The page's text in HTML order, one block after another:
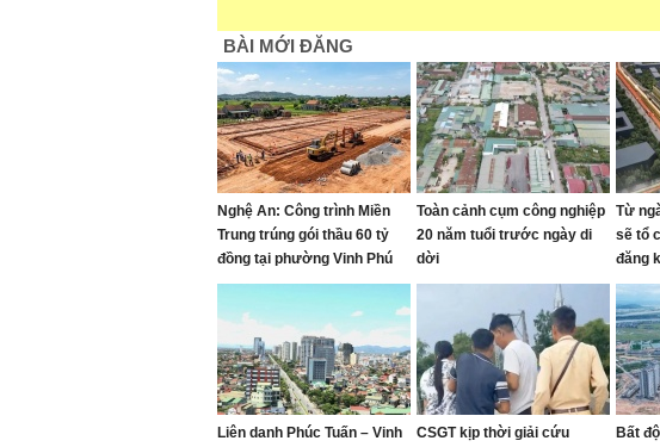
BÀI MỚI ĐĂNG
Nghệ An: Công trình Miền
Trung trúng gói thầu 60 tỷ
đồng tại phường Vinh Phú
Toàn cảnh cụm công nghiệp
20 năm tuổi trước ngày di
dời
Từ
sẽ tổ
đăng
tại
Liên danh Phúc Tuấn – Vinh
CSGT kịp thời giải cứu
Bất